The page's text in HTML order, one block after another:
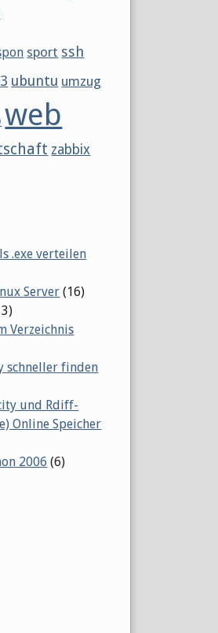
sport ssh
ubuntu umzug
web
zabbix
.exe verteilen
Server (16)
Verzeichnis
schneller finden
und Rdiff-
Online Speicher
2006 (6)